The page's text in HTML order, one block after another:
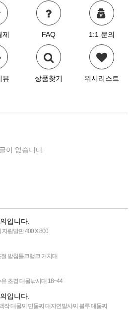
제 FAQ 1:1 문의
뷰 상품찾기 위시리스트
글이 없습니다.
입니다.
자립발판 400 X 800
받침틀크랭크 거치대
초경 대물낚시대 18~44
입니다.
작 대물찌 민물찌 대자연발사찌 블루 대물찌